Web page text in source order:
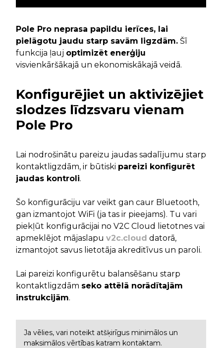
Pole Pro neprasa papildu ierīces, lai
pielāgotu jaudu starp savām ligzdām. Šī
funkcija ļauj optimizēt enerģiju
visvienkāršākajā un ekonomiskākajā veidā.
Konfigurējiet un aktivizējiet
slodzes līdzsvaru vienam
Pole Pro
Lai nodrošinātu pareizu jaudas sadalījumu starp
kontaktligzdām, ir būtiski pareizi konfigurēt
jaudas kontroli.
Šo konfigurāciju var veikt gan caur Bluetooth,
gan izmantojot WiFi (ja tas ir pieejams). Tu vari
piekļūt konfigurācijai no V2C Cloud lietotnes vai
apmeklējot mājaslapu v2c.cloud datorā,
izmantojot savus lietotāja akreditīvus un paroli.
Lai pareizi konfigurētu balansēšanu starp
kontaktligzdām seko attēlā norādītajām
instrukcijām.
Ja vēlies, vari noteikt atšķirīgus minimālos un
maksimālos vērtības katram kontaktam.